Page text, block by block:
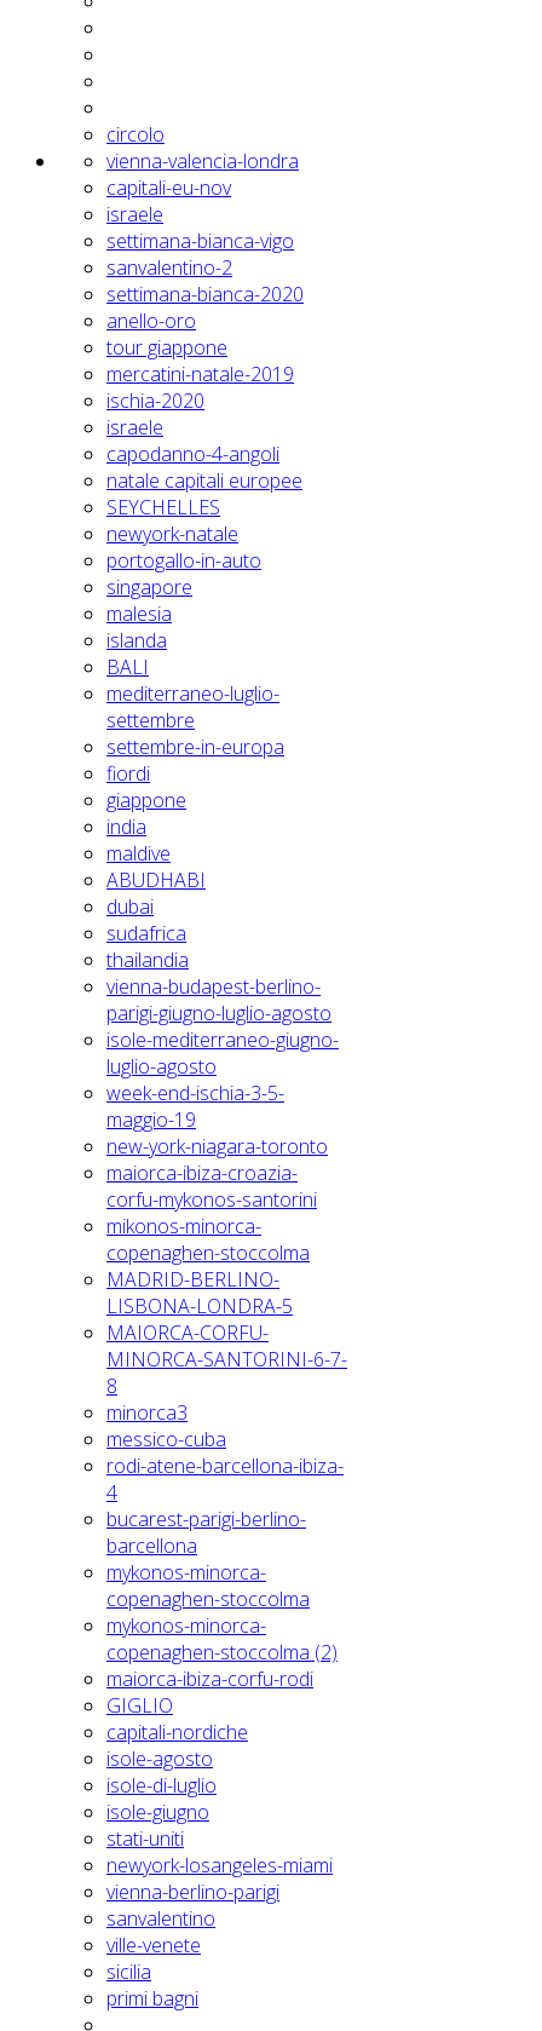
circolo
vienna-valencia-londra
capitali-eu-nov
israele
settimana-bianca-vigo
sanvalentino-2
settimana-bianca-2020
anello-oro
tour giappone
mercatini-natale-2019
ischia-2020
israele
capodanno-4-angoli
natale capitali europee
SEYCHELLES
newyork-natale
portogallo-in-auto
singapore
malesia
islanda
BALI
mediterraneo-luglio-
settembre
settembre-in-europa
fiordi
giappone
india
maldive
ABUDHABI
dubai
sudafrica
thailandia
vienna-budapest-berlino-
parigi-giugno-luglio-agosto
isole-mediterraneo-giugno-
luglio-agosto
week-end-ischia-3-5-
maggio-19
new-york-niagara-toronto
maiorca-ibiza-croazia-
corfu-mykonos-santorini
mikonos-minorca-
copenaghen-stoccolma
MADRID-BERLINO-
LISBONA-LONDRA-5
MAIORCA-CORFU-
MINORCA-SANTORINI-6-7-
8
minorca3
messico-cuba
rodi-atene-barcellona-ibiza-
4
bucarest-parigi-berlino-
barcellona
mykonos-minorca-
copenaghen-stoccolma
mykonos-minorca-
copenaghen-stoccolma (2)
maiorca-ibiza-corfu-rodi
GIGLIO
capitali-nordiche
isole-agosto
isole-di-luglio
isole-giugno
stati-uniti
newyork-losangeles-miami
vienna-berlino-parigi
sanvalentino
ville-venete
sicilia
primi bagni